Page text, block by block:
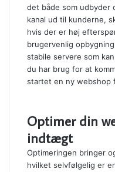
det både som udbyder
kanal ud til kunderne,
hvis der er høj
brugervenlig
stabile servere som
du har brug for at
startet en ny webshop
Optimer din
indtægt
Optimeringen bringer
hvilket selvfølgelig er